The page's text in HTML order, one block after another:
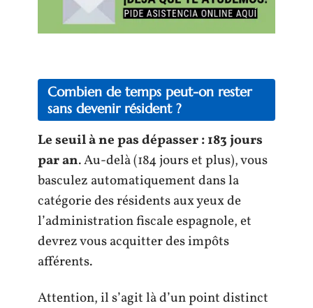
Combien de temps peut-on rester
sans devenir résident ?
Le seuil à ne pas dépasser : 183 jours
par an. Au-delà (184 jours et plus), vous
basculez automatiquement dans la
catégorie des résidents aux yeux de
l’administration fiscale espagnole, et
devrez vous acquitter des impôts
afférents.
Attention, il s’agit là d’un point distinct